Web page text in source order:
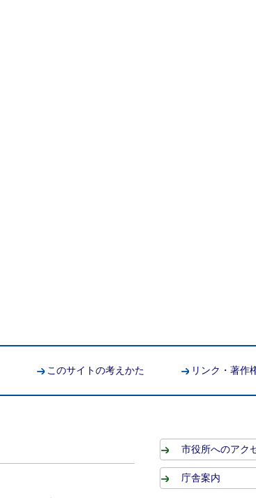
このサイトの考えかた リンク・著作
市役所へのアク
庁舎案内